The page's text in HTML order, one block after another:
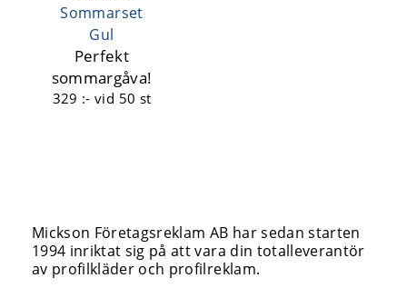
Sommarset
Gul
Perfekt
sommargåva!
329 :-vid 50 st
Mickson Företagsreklam AB har sedan starten
1994 inriktat sig på att vara din totalleverantör
av profilkläder och profilreklam.